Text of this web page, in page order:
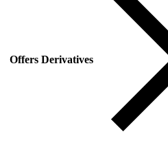
Offers Derivatives